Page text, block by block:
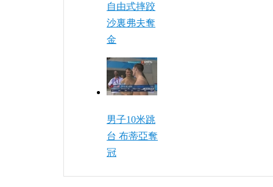
自由式摔跤
沙裏弗夫奪
金
男子10米跳
台 布蒂亞奪
冠